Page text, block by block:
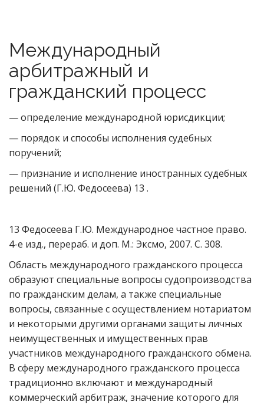
Международный
арбитражный и
гражданский процесс
— определение международной юрисдикции;
— порядок и способы исполнения судебных
поручений;
— признание и исполнение иностранных судебных
решений (Г.Ю. Федосеева) 13 .
13 Федосеева Г.Ю. Международное частное право.
4-е изд., перераб. и доп. М.: Эксмо, 2007. С. 308.
Область международного гражданского процесса
образуют специальные вопросы судопроизводства
по гражданским делам, а также специальные
вопросы, связанные с осуществлением нотариатом
и некоторыми другими органами защиты личных
неимущественных и имущественных прав
участников международного гражданского обмена.
В сферу международного гражданского процесса
традиционно включают и международный
коммерческий арбитраж, значение которого для